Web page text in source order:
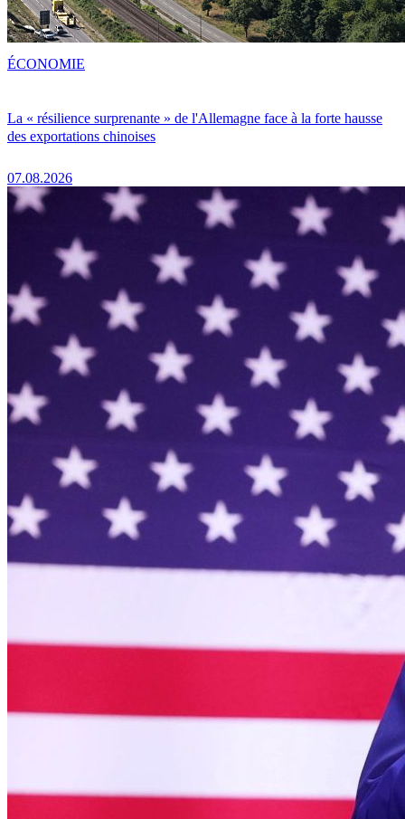
La « résilience surprenante » de l'Allemagne face à la forte hausse
des exportations chinoises
07.08.2026
ÉCONOMIE